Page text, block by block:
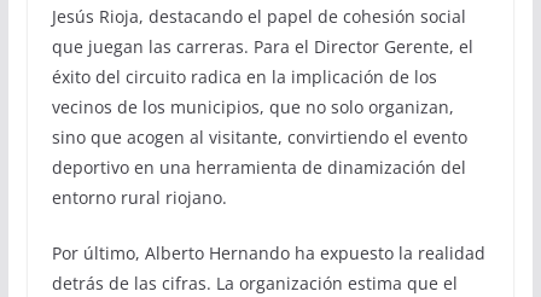
Jesús Rioja, destacando el papel de cohesión social
que juegan las carreras. Para el Director Gerente, el
éxito del circuito radica en la implicación de los
vecinos de los municipios, que no solo organizan,
sino que acogen al visitante, convirtiendo el evento
deportivo en una herramienta de dinamización del
entorno rural riojano.
Por último, Alberto Hernando ha expuesto la realidad
detrás de las cifras. La organización estima que el